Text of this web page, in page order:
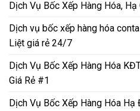
Dịch Vụ Bốc Xếp Hàng Hóa,
Dịch vụ bốc xếp hàng hóa
Liệt giá rẻ 24/7
Dịch Vụ Bốc Xếp Hàng Hóa
Giá Rẻ #1
Dịch Vụ Bốc Xếp Hàng Hóa Hạ